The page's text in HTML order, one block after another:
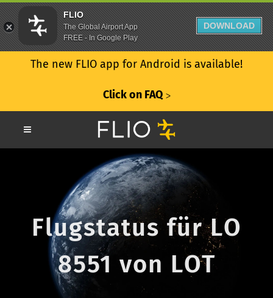
The new FLIO app for Android is available!
Click on FAQ ᐳ
Flugstatus für LO
8551 von LOT
FLIO
The Global Airport App
FREE - In Google Play
DOWNLOAD